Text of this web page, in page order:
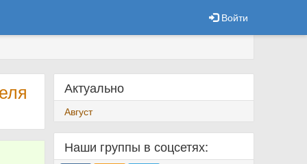
Войти
Актуально
Август
Наши группы в соцсетях: